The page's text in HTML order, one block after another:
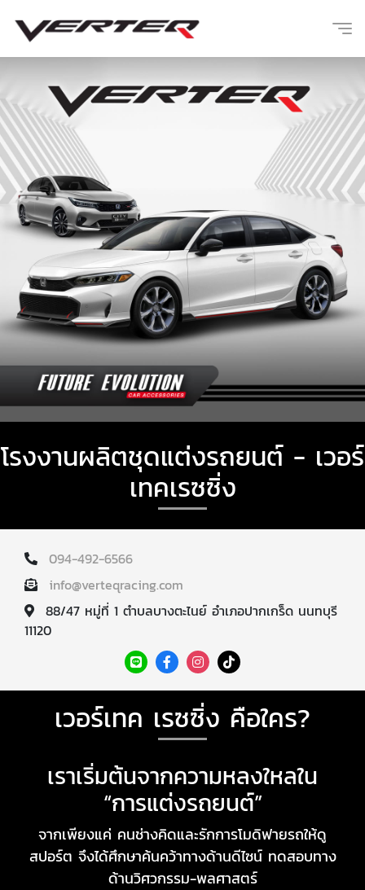
โรงงานผลิตชุดแต่งรถยนต์ - เวอร์
เทคเรซซิ่ง
094-492-6566
info@verteqracing.com
88/47 หมู่ที่ 1 ตำบลบางตะไนย์ อำเภอปากเกร็ด นนทบุรี
11120
เวอร์เทค เรซซิ่ง คือใคร?
เราเริ่มต้นจากความหลงใหลใน
“การแต่งรถยนต์”
จากเพียงแค่ คนช่างคิดและรักการโมดิฟายรถให้ดู
สปอร์ต จึงได้ศึกษาค้นคว้าทางด้านดีไซน์ ทดสอบทาง
ด้านวิศวกรรม-พลศาสตร์